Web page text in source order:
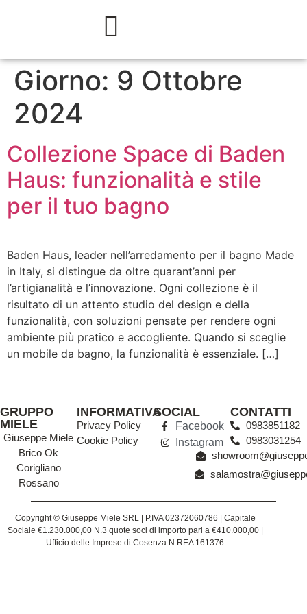
Giorno: 9 Ottobre
2024
Collezione Space di Baden
Haus: funzionalità e stile
per il tuo bagno
Baden Haus, leader nell’arredamento per il bagno Made
in Italy, si distingue da oltre quarant’anni per
l’artigianalità e l’innovazione. Ogni collezione è il
risultato di un attento studio del design e della
funzionalità, con soluzioni pensate per rendere ogni
ambiente più pratico e accogliente. Quando si sceglie
un mobile da bagno, la funzionalità è essenziale. […]
GRUPPO
MIELE
Giuseppe Miele
Brico Ok
Corigliano
Rossano
INFORMATIVA
Privacy Policy
Cookie Policy
SOCIAL
Facebook
Instagram
CONTATTI
0983851182
0983031254
Copyright © Giuseppe Miele SRL | P.IVA 02372060786 | Capitale
Sociale €1.230.000,00 N.3 quote soci di importo pari a €410.000,00 |
Ufficio delle Imprese di Cosenza N.REA 161376